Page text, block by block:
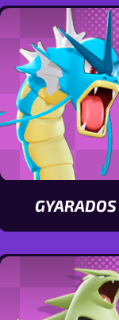
características
Empoleon
GYARADOS
Ver
características
Gyarados